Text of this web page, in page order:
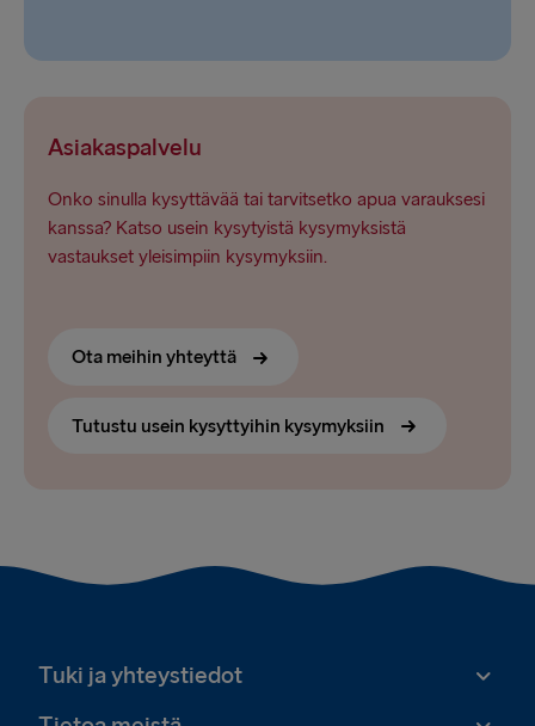
Asiakaspalvelu
Onko sinulla kysyttävää tai tarvitsetko apua varauksesi
kanssa? Katso usein kysytyistä kysymyksistä
vastaukset yleisimpiin kysymyksiin.
Ota meihin yhteyttä
Tutustu usein kysyttyihin kysymyksiin
Tuki ja yhteystiedot